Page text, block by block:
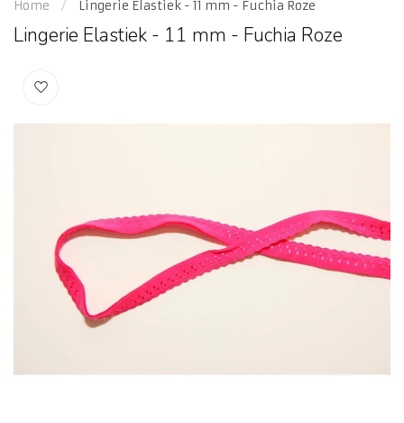
Home / Lingerie Elastiek - 11 mm - Fuchia Roze
Lingerie Elastiek - 11 mm - Fuchia Roze